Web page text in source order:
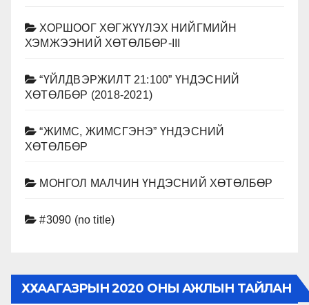
ХОРШООГ ХӨГЖҮҮЛЭХ НИЙГМИЙН
ХЭМЖЭЭНИЙ ХӨТӨЛБӨР-III
“ҮЙЛДВЭРЖИЛТ 21:100” ҮНДЭСНИЙ
ХӨТӨЛБӨР (2018-2021)
“ЖИМС, ЖИМСГЭНЭ” ҮНДЭСНИЙ
ХӨТӨЛБӨР
МОНГОЛ МАЛЧИН ҮНДЭСНИЙ ХӨТӨЛБӨР
#3090 (no title)
ХХААГАЗРЫН 2020 ОНЫ АЖЛЫН ТАЙЛАН